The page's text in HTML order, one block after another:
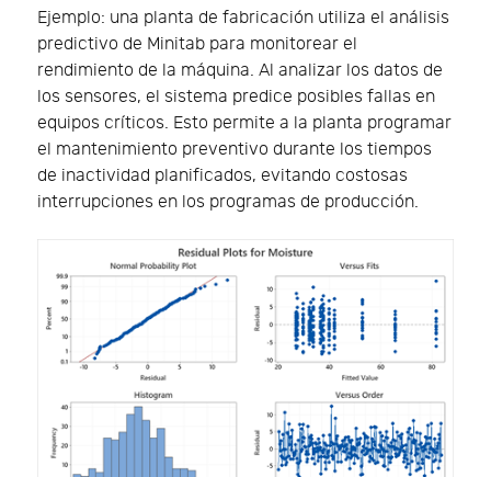
Ejemplo: una planta de fabricación utiliza el análisis
predictivo de Minitab para monitorear el
rendimiento de la máquina. Al analizar los datos de
los sensores, el sistema predice posibles fallas en
equipos críticos. Esto permite a la planta programar
el mantenimiento preventivo durante los tiempos
de inactividad planificados, evitando costosas
interrupciones en los programas de producción.